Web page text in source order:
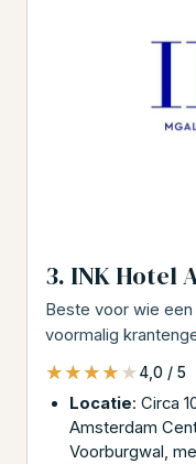
3. INK Hotel
Beste voor wie
voormalig
★★★★★
★★★★★4,0 / 5
Locatie: Circa
Amsterdam
Voorburgwal,